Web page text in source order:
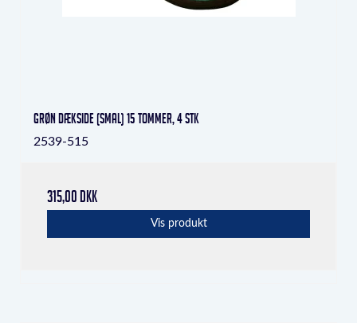
Grøn dækside (smal) 15 tommer, 4 stk
2539-515
315,00 DKK
Vis produkt